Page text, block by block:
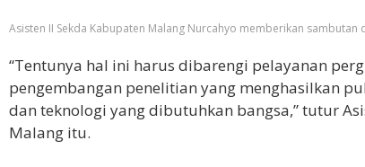
Asisten II Sekda Kabupaten Malang Nurcahyo memberikan
“Tentunya hal ini harus dibarengi pelayanan
pengembangan penelitian yang menghasilkan
dan teknologi yang dibutuhkan bangsa,” tutur
Malang itu.